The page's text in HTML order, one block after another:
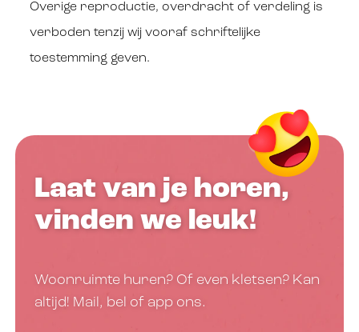
Overige reproductie, overdracht of verdeling is
verboden tenzij wij vooraf schriftelijke
toestemming geven.
Laat van je horen,
vinden we leuk!
Woonruimte huren? Of even kletsen? Kan
altijd! Mail, bel of app ons.